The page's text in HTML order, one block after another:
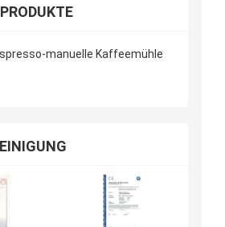
manuelle Kaffeemühle